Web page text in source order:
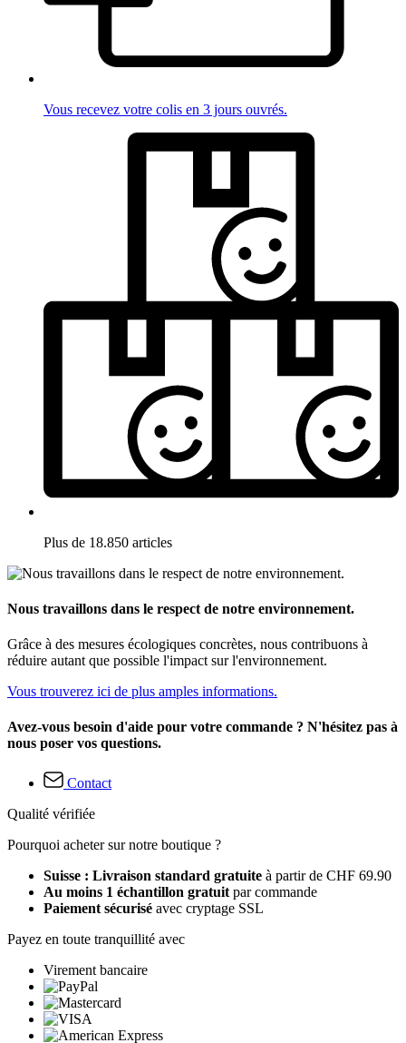
Vous recevez votre colis en 3 jours ouvrés.
Plus de 18.850 articles
Nous travaillons dans le respect de notre environnement.
Grâce à des mesures écologiques concrètes, nous contribuons à
réduire autant que possible l'impact sur l'environnement.
Vous trouverez ici de plus amples informations.
Avez-vous besoin d'aide pour votre commande ? N'hésitez pas à
nous poser vos questions.
Contact
Qualité vérifiée
Pourquoi acheter sur notre boutique ?
Suisse : Livraison standard gratuite à partir de CHF 69.90
Au moins 1 échantillon gratuit par commande
Paiement sécurisé avec cryptage SSL
Payez en toute tranquillité avec
Virement bancaire